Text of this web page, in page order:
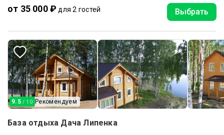
от 35 000 ₽ для 2 гостей Выбрать
9.5 / 10 Рекомендуем
База отдыха Дача Липенка